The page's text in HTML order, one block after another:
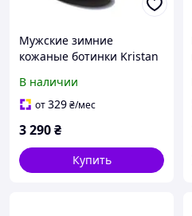
Мужские зимние
кожаные ботинки Kristan
коричневые, с
натуральным мехом
В наличии
от329₴/мес
3 290₴
Купить